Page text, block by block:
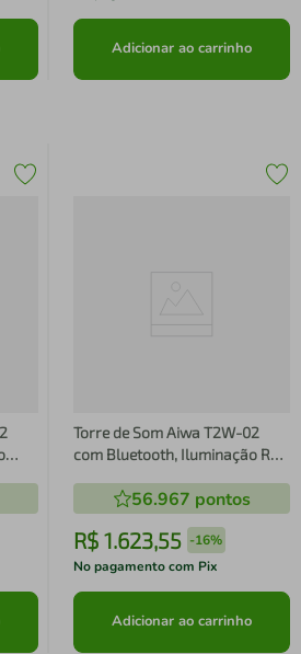
Adicionar ao carrinho
Torre de Som Aiwa T2W-02
com Bluetooth, Iluminação RGB
56.967 pontos
R$ 1.623,55 -16%
No pagamento com Pix
Adicionar ao carrinho